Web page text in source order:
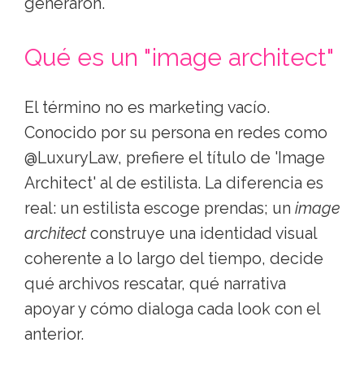
Qué es un "image architect"
El término no es marketing vacío.
Conocido por su persona en redes como
@LuxuryLaw, prefiere el título de 'Image
Architect' al de estilista. La diferencia es
real: un estilista escoge prendas; un image
architectconstruye una identidad visual
coherente a lo largo del tiempo, decide
qué archivos rescatar, qué narrativa
apoyar y cómo dialoga cada look con el
anterior.